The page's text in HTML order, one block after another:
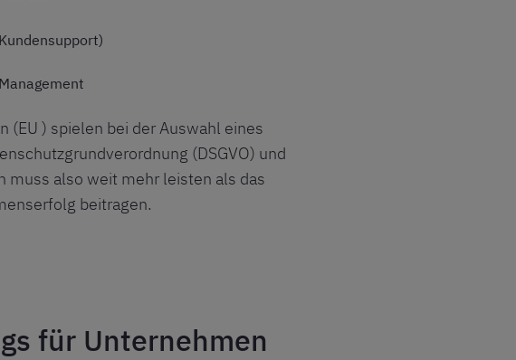
(EU ) spielen bei der Auswahl eines
(DSGVO) und
muss also weit mehr leisten als das
beitragen.
für Unternehmen